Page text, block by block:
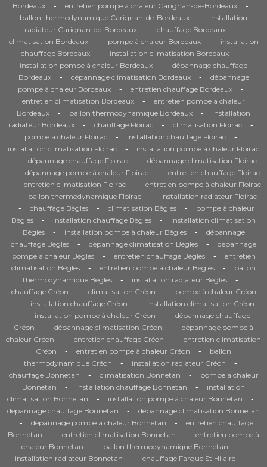
Bordeaux
- entretien pompe à chaleur Carignan-de-Bordeaux -
ballon thermodynamique Carignan-de-Bordeaux -
installation
radiateur Carignan-de-Bordeaux
- chauffage Bordeaux -
climatisation Bordeaux - pompe à chaleur Bordeaux -
installation
chauffage Bordeaux
- installation climatisation Bordeaux -
installation pompe à chaleur Bordeaux -
dépannage chauffage
Bordeaux
- dépannage climatisation Bordeaux -
dépannage
pompe à chaleur Bordeaux
- entretien chauffage Bordeaux -
entretien climatisation Bordeaux -
entretien pompe à chaleur
Bordeaux
- ballon thermodynamique Bordeaux -
installation
radiateur Bordeaux
- chauffage Floirac - climatisation Floirac -
pompe à chaleur Floirac - installation chauffage Floirac -
installation climatisation Floirac - installation pompe à chaleur Floirac
- dépannage chauffage Floirac - dépannage climatisation Floirac
- dépannage pompe à chaleur Floirac - entretien chauffage Floirac
- entretien climatisation Floirac - entretien pompe à chaleur Floirac
- ballon thermodynamique Floirac - installation radiateur Floirac
- chauffage Bègles - climatisation Bègles -
pompe à chaleur
Bègles
- installation chauffage Bègles -
installation climatisation
Bègles
- installation pompe à chaleur Bègles -
dépannage
chauffage Bègles
- dépannage climatisation Bègles -
dépannage
pompe à chaleur Bègles
- entretien chauffage Bègles -
entretien
climatisation Bègles
- entretien pompe à chaleur Bègles -
ballon
thermodynamique Bègles
- installation radiateur Bègles -
chauffage Créon - climatisation Créon - pompe à chaleur Créon
- installation chauffage Créon - installation climatisation Créon
- installation pompe à chaleur Créon -
dépannage chauffage
Créon
- dépannage climatisation Créon -
dépannage pompe à
chaleur Créon
- entretien chauffage Créon -
entretien climatisation
Créon
- entretien pompe à chaleur Créon -
ballon
thermodynamique Créon
- installation radiateur Créon -
chauffage Bonnetan - climatisation Bonnetan -
pompe à chaleur
Bonnetan
- installation chauffage Bonnetan -
installation
climatisation Bonnetan
- installation pompe à chaleur Bonnetan -
dépannage chauffage Bonnetan - dépannage climatisation Bonnetan
- dépannage pompe à chaleur Bonnetan -
entretien chauffage
Bonnetan
- entretien climatisation Bonnetan -
entretien pompe à
chaleur Bonnetan
- ballon thermodynamique Bonnetan -
installation radiateur Bonnetan - chauffage Fargue St Hilaire -